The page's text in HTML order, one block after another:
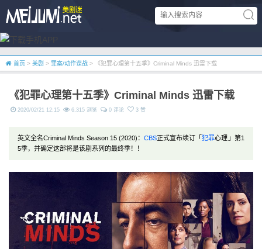
首页 > 美剧 > 罪案/动作谍战 > 《犯罪心理第十五季》Criminal Minds 迅雷下载
《犯罪心理第十五季》Criminal Minds 迅雷下载
2020/02/21 12:15 6,315 浏览 0 评论 3 赞
英文全名Criminal Minds Season 15 (2020)：CBS正式宣布续订「犯罪心理」第1
5季，并确定这部将是该剧系列的最终季！！